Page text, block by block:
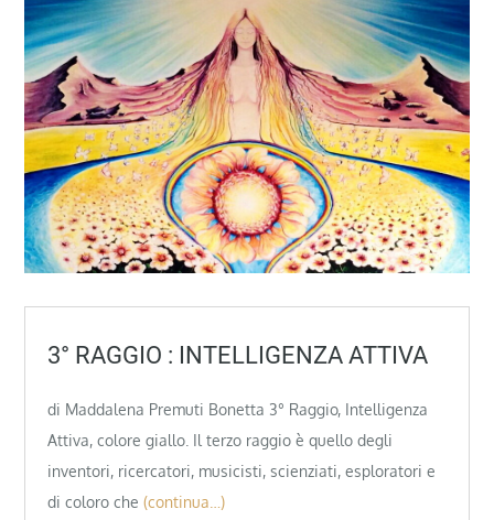
3° RAGGIO : INTELLIGENZA ATTIVA
di Maddalena Premuti Bonetta 3° Raggio, Intelligenza
Attiva, colore giallo. Il terzo raggio è quello degli
inventori, ricercatori, musicisti, scienziati, esploratori e
di coloro che (continua…)